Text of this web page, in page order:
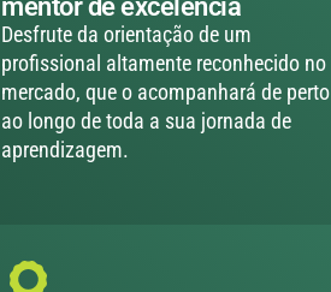
mentor de excelência
Desfrute da orientação de um
profissional altamente reconhecido no
mercado, que o acompanhará de perto
ao longo de toda a sua jornada de
aprendizagem.